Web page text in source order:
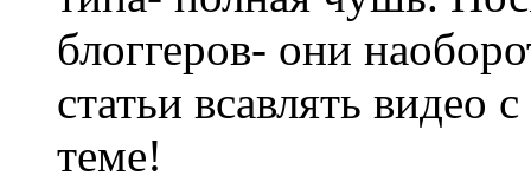
блоггеров- они
статьи всавлять видео
теме!